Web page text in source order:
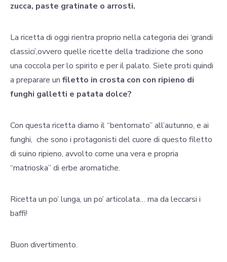
zucca, paste gratinate o arrosti.
La ricetta di oggi rientra proprio nella categoria dei ‘grandi
classici’,ovvero quelle ricette della tradizione che sono
una coccola per lo spirito e per il palato. Siete proti quindi
a preparare un filetto in crosta con con ripieno di
funghi galletti e patata dolce?
Con questa ricetta diamo il “bentornato” all’autunno, e ai
funghi, che sono i protagonisti del cuore di questo filetto
di suino ripieno, avvolto come una vera e propria
“matrioska” di erbe aromatiche.
Ricetta un po’ lunga, un po’ articolata… ma da leccarsi i
baffi!
Buon divertimento.